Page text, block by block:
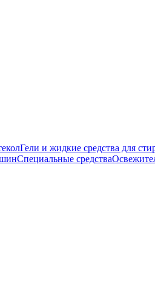
Гели и жидкие средства для
Специальные средства